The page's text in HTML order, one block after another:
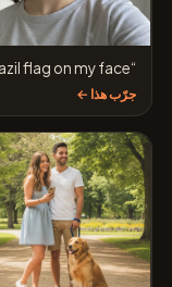
“Brazil flag on my face”
جرّب هذا ←